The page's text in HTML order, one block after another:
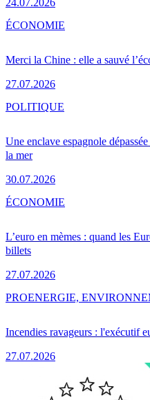
Merci la Chine : elle a sauvé
27.07.2026
ÉCONOMIE
Une enclave espagnole
la mer
30.07.2026
POLITIQUE
L’euro en mèmes : quand les
billets
27.07.2026
ÉCONOMIE
Incendies ravageurs : l'exécutif
27.07.2026
PROENERGIE,